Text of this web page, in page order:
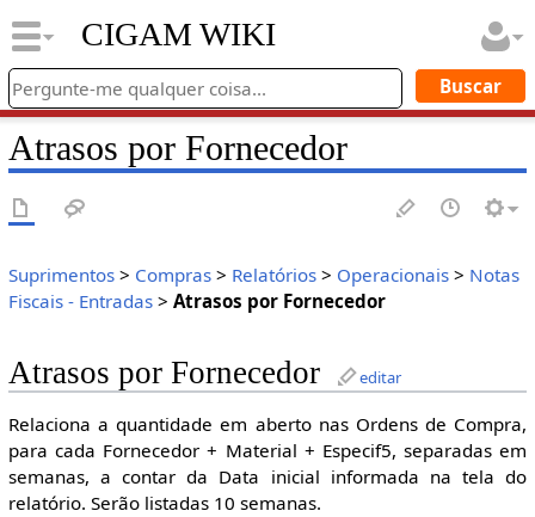
CIGAM WIKI
Atrasos por Fornecedor
Suprimentos> Compras> Relatórios> Operacionais> Notas
Fiscais - Entradas> Atrasos por Fornecedor
Atrasos por Fornecedor editar
Relaciona a quantidade em aberto nas Ordens de Compra,
para cada Fornecedor + Material + Especif5, separadas em
semanas, a contar da Data inicial informada na tela do
relatório. Serão listadas 10 semanas.